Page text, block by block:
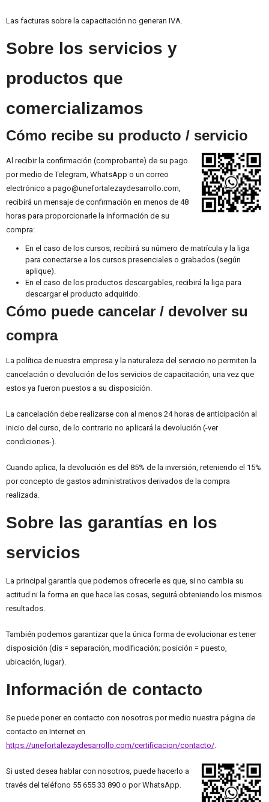
Las facturas sobre la capacitación no generan IVA.
Sobre los servicios y
productos que
comercializamos
Cómo recibe su producto / servicio
Al recibir la confirmación (comprobante) de su pago
por medio de Telegram, WhatsApp o un correo
electrónico a pago@unefortalezaydesarrollo.com,
recibirá un mensaje de confirmación en menos de 48
horas para proporcionarle la información de su
compra:
En el caso de los cursos, recibirá su número de matrícula y la liga
para conectarse a los cursos presenciales o grabados (según
aplique).
En el caso de los productos descargables, recibirá la liga para
descargar el producto adquirido.
Cómo puede cancelar / devolver su
compra
La política de nuestra empresa y la naturaleza del servicio no permiten la
cancelación o devolución de los servicios de capacitación, una vez que
estos ya fueron puestos a su disposición.
La cancelación debe realizarse con al menos 24 horas de anticipación al
inicio del curso, de lo contrario no aplicará la devolución (-ver
condiciones-).
Cuando aplica, la devolución es del 85% de la inversión, reteniendo el 15%
por concepto de gastos administrativos derivados de la compra
realizada.
Sobre las garantías en los
servicios
La principal garantía que podemos ofrecerle es que, si no cambia su
actitud ni la forma en que hace las cosas, seguirá obteniendo los mismos
resultados.
También podemos garantizar que la única forma de evolucionar es tener
disposición (dis = separación, modificación; posición = puesto,
ubicación, lugar).
Información de contacto
Se puede poner en contacto con nosotros por medio nuestra página de
contacto en Internet en
https://unefortalezaydesarrollo.com/certificacion/contacto/
Si usted desea hablar con nosotros, puede hacerlo a
través del teléfono 55 655 33 890 o por WhatsApp.